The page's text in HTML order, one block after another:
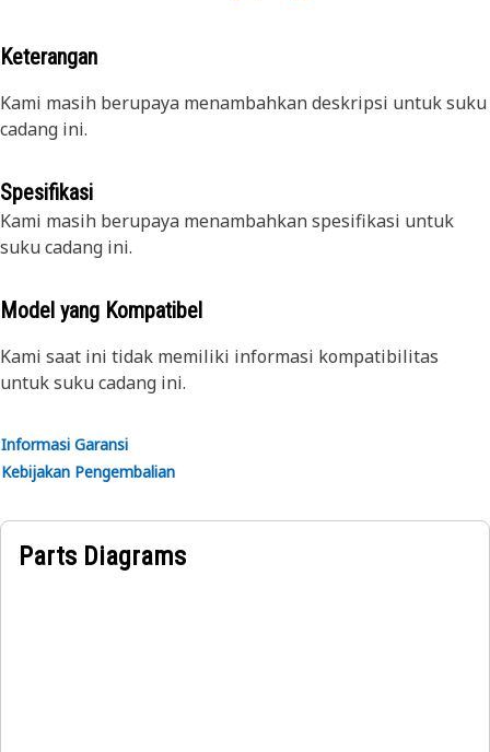
Keterangan
Kami masih berupaya menambahkan deskripsi untuk suku
cadang ini.
Spesifikasi
Kami masih berupaya menambahkan spesifikasi untuk
suku cadang ini.
Model yang Kompatibel
Kami saat ini tidak memiliki informasi kompatibilitas
untuk suku cadang ini.
Informasi Garansi
Kebijakan Pengembalian
Parts Diagrams